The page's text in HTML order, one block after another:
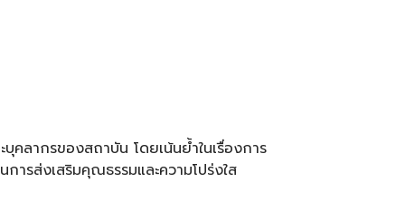
คลากรของสถาบัน โดยเน้นย้ำในเรื่องการ
รส่งเสริมคุณธรรมและความโปร่งใส